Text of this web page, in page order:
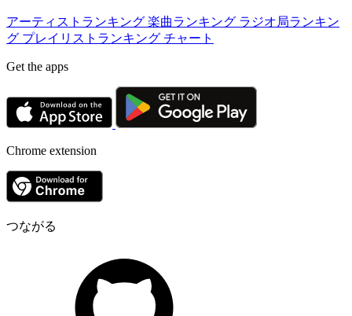
アーティストランキング 楽曲ランキング ラジオ局ランキン
グ プレイリストランキング チャート
Get the apps
Chrome extension
つながる